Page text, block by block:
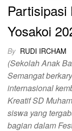
Partisipasi
Yosakoi
By RUDI IRCHAM
(Sekolah Anak
Semangat
internasional
Kreatif SD
siswa yang
bagian dalam